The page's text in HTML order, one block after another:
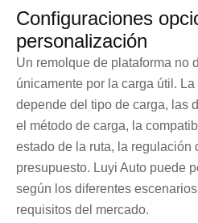
Configuraciones
personalización
Un remolque de plataforma no
únicamente por la carga útil.
depende del tipo de carga, las
el método de carga, la
estado de la ruta, la regulación
presupuesto. Luyi Auto puede
según los diferentes
requisitos del mercado.